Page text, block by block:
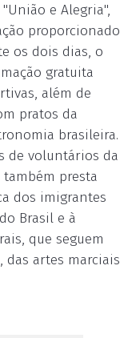
e Alegria",
proporcionado
os dois dias, o
gratuita
além de
pratos da
brasileira.
de voluntários da
presta
dos imigrantes
Brasil e à
que seguem
das artes marciais